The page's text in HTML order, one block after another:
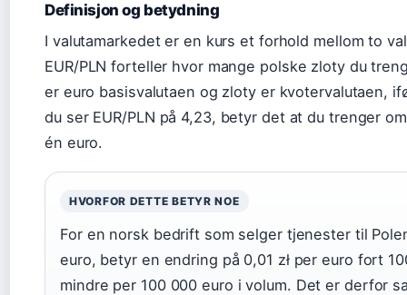
Definisjon og betydning
I valutamarkedet er en kurs et forhold mellom to
EUR/PLN forteller hvor mange polske zloty du
er euro basisvalutaen og zloty er kvotervalutaen,
du ser EUR/PLN på 4,23, betyr det at du trenger
én euro.
HVORFOR DETTE BETYR NOE
For en norsk bedrift som selger tjenester til
euro, betyr en endring på 0,01 zł per euro fort
mindre per 100 000 euro i volum. Det er derfor